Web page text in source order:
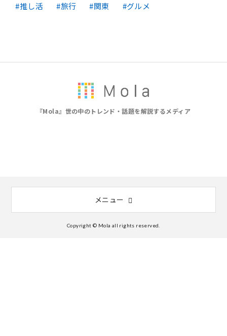
推し活
旅行 関東 グルメ
『Mola』世の中のトレンド・話題を解説するメディア
メニュー
Copyright © Mola all rights reserved.